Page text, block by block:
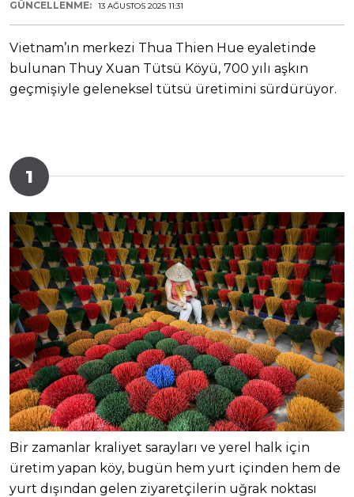
GÜNCELLENME: 13 AĞUSTOS 2025 11:31
Vietnam’ın merkezi Thua Thien Hue eyaletinde
bulunan Thuy Xuan Tütsü Köyü, 700 yılı aşkın
geçmişiyle geleneksel tütsü üretimini sürdürüyor.
1
Bir zamanlar kraliyet sarayları ve yerel halk için
üretim yapan köy, bugün hem yurt içinden hem de
yurt dışından gelen ziyaretçilerin uğrak noktası